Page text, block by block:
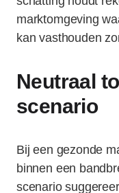
marktomgeving
kan vasthouden
Neutraal
scenario
Bij een gezonde
binnen een
scenario